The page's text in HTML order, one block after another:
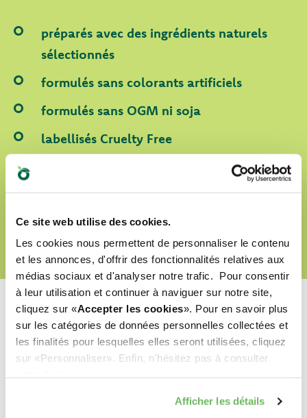
Ce site web utilise des cookies.
Les cookies nous permettent de personnaliser le contenu
et les annonces, d'offrir des fonctionnalités relatives aux
médias sociaux et d'analyser notre trafic. Pour consentir
à leur utilisation et continuer à naviguer sur notre site,
cliquez sur «Accepter les cookies». Pour en savoir plus
sur les catégories de données personnelles collectées et
les finalités pour lesquelles elles seront utilisées, cliquez
sur «Personnaliser». Enfin, n'hésitez pas à consulter
Afficher les détails
préparés avec des ingrédients naturels
sélectionnés
formulés sans colorants artificiels
formulés sans OGM ni soja
labellisés Cruelty Free
DÉCOUVRIR NOTRE MONDE D’AMOUR
Quel est leur préféré ?
Découvrez nos meilleurs produits pour votre